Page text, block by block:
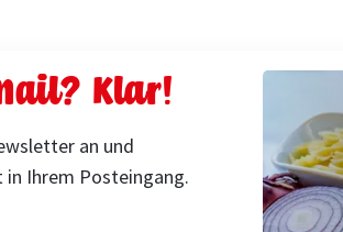
Klar!
an und
in Ihrem Posteingang.